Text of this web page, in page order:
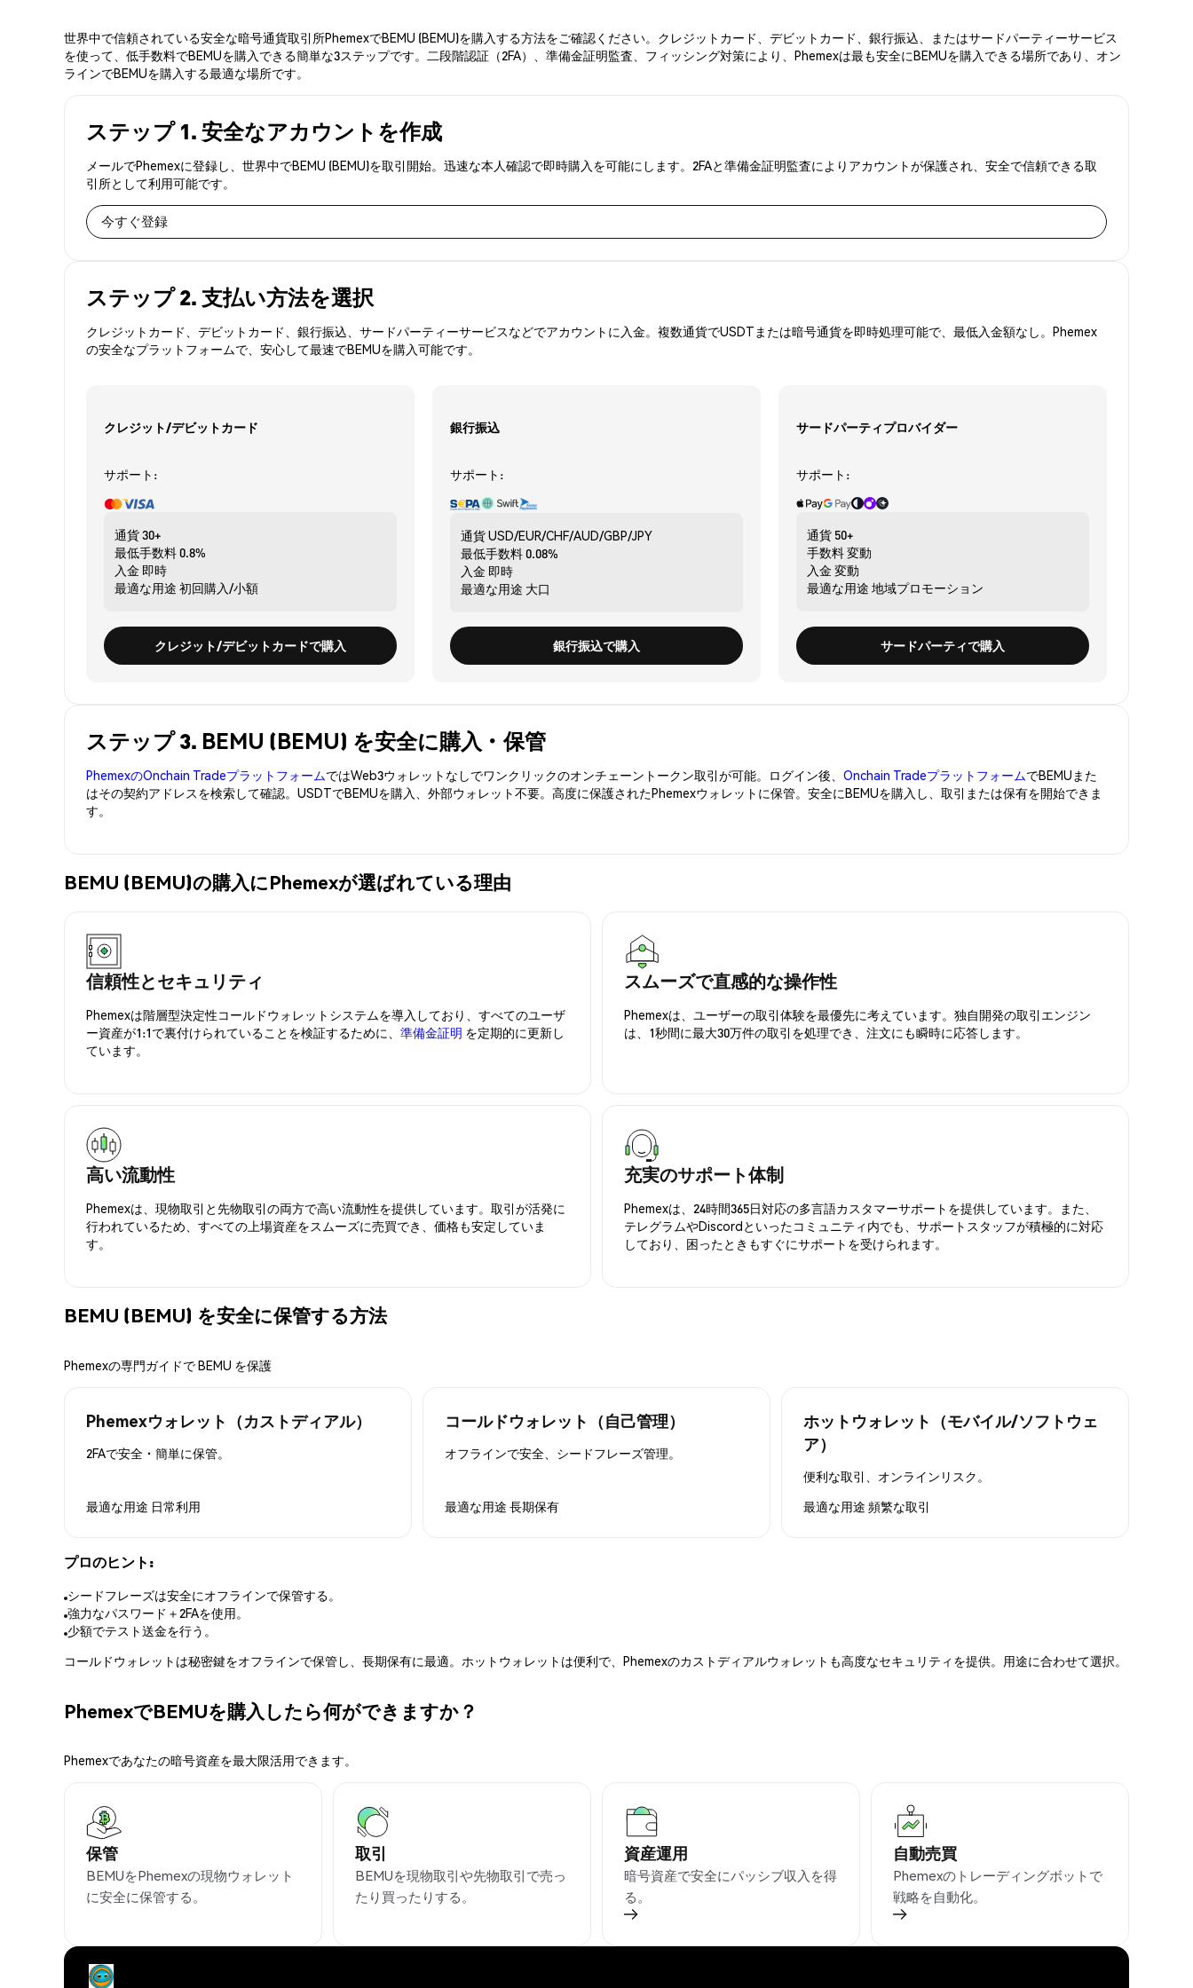
世界中で信頼されている安全な暗号通貨取引所PhemexでBEMU (BEMU)を購入する方法をご確認ください。クレジットカード、デビットカード、銀行振込、またはサードパーティーサービス
を使って、低手数料でBEMUを購入できる簡単な3ステップです。二段階認証（2FA）、準備金証明監査、フィッシング対策により、Phemexは最も安全にBEMUを購入できる場所であり、オン
ラインでBEMUを購入する最適な場所です。
ステップ 1. 安全なアカウントを作成
メールでPhemexに登録し、世界中でBEMU (BEMU)を取引開始。迅速な本人確認で即時購入を可能にします。2FAと準備金証明監査によりアカウントが保護され、安全で信頼できる取
引所として利用可能です。
今すぐ登録
ステップ 2. 支払い方法を選択
クレジットカード、デビットカード、銀行振込、サードパーティーサービスなどでアカウントに入金。複数通貨でUSDTまたは暗号通貨を即時処理可能で、最低入金額なし。Phemex
の安全なプラットフォームで、安心して最速でBEMUを購入可能です。
クレジット/デビットカード
サポート:
通貨30+
最低手数料0.8%
入金 即時
最適な用途 初回購入/小額
クレジット/デビットカードで購入
銀行振込
サポート:
通貨USD/EUR/CHF/AUD/GBP/JPY
最低手数料0.08%
入金 即時
最適な用途 大口
銀行振込で購入
サードパーティプロバイダー
サポート:
通貨 50+
手数料変動
入金 変動
最適な用途 地域プロモーション
サードパーティで購入
ステップ 3. BEMU (BEMU) を安全に購入・保管
PhemexのOnchain TradeプラットフォームではWeb3ウォレットなしでワンクリックのオンチェーントークン取引が可能。ログイン後、 Onchain TradeプラットフォームでBEMUまた
はその契約アドレスを検索して確認。USDTでBEMUを購入、外部ウォレット不要。高度に保護されたPhemexウォレットに保管。安全にBEMUを購入し、取引または保有を開始できま
す。
BEMU (BEMU)の購入にPhemexが選ばれている理由
信頼性とセキュリティ
Phemexは階層型決定性コールドウォレットシステムを導入しており、すべてのユーザ
ー資産が1:1で裏付けられていることを検証するために、 準備金証明 を定期的に更新し
ています。
スムーズで直感的な操作性
Phemexは、ユーザーの取引体験を最優先に考えています。独自開発の取引エンジン
は、1秒間に最大30万件の取引を処理でき、注文にも瞬時に応答します。
高い流動性
Phemexは、現物取引と先物取引の両方で高い流動性を提供しています。取引が活発に
行われているため、すべての上場資産をスムーズに売買でき、価格も安定していま
す。
充実のサポート体制
Phemexは、24時間365日対応の多言語カスタマーサポートを提供しています。また、
テレグラムやDiscordといったコミュニティ内でも、サポートスタッフが積極的に対応
しており、困ったときもすぐにサポートを受けられます。
BEMU (BEMU) を安全に保管する方法
Phemexの専門ガイドで BEMU を保護
Phemexウォレット（カストディアル）
2FAで安全・簡単に保管。
最適な用途 日常利用
コールドウォレット（自己管理）
オフラインで安全、シードフレーズ管理。
最適な用途 長期保有
ホットウォレット（モバイル/ソフトウェ
ア）
便利な取引、オンラインリスク。
最適な用途 頻繁な取引
プロのヒント:
シードフレーズは安全にオフラインで保管する。
強力なパスワード＋2FAを使用。
少額でテスト送金を行う。
コールドウォレットは秘密鍵をオフラインで保管し、長期保有に最適。ホットウォレットは便利で、Phemexのカストディアルウォレットも高度なセキュリティを提供。用途に合わせて選択。
PhemexでBEMUを購入したら何ができますか？
Phemexであなたの暗号資産を最大限活用できます。
保管
BEMUをPhemexの現物ウォレット
に安全に保管する。
取引
BEMUを現物取引や先物取引で売っ
たり買ったりする。
資産運用
暗号資産で安全にパッシブ収入を得
る。
自動売買
Phemexのトレーディングボットで
戦略を自動化。